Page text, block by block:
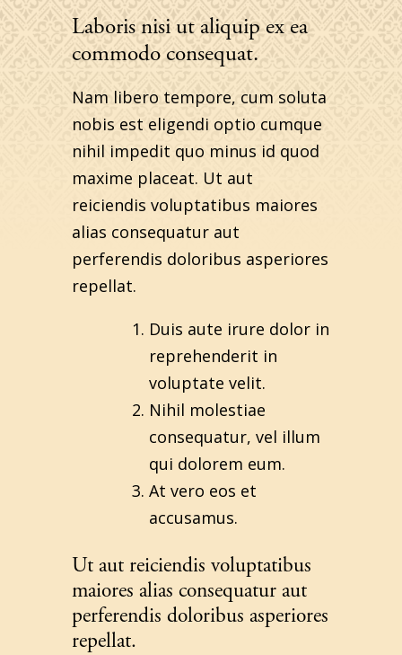
Laboris nisi ut aliquip ex ea
commodo consequat.
Nam libero tempore, cum soluta
nobis est eligendi optio cumque
nihil impedit quo minus id quod
maxime placeat. Ut aut
reiciendis voluptatibus maiores
alias consequatur aut
perferendis doloribus asperiores
repellat.
Duis aute irure dolor in
reprehenderit in
voluptate velit.
Nihil molestiae
consequatur, vel illum
qui dolorem eum.
At vero eos et
accusamus.
Ut aut reiciendis voluptatibus
maiores alias consequatur aut
perferendis doloribus asperiores
repellat.